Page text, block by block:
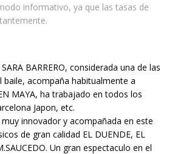
informativo, ya que las tasas de
BARRERO, considerada una de las
baile, acompaña habitualmente a
MAYA, ha trabajado en todos los
Japon, etc.
innovador y acompañada en este
de gran calidad EL DUENDE, EL
Un gran espectaculo en el